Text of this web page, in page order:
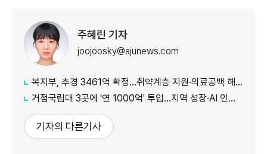
주혜린 기자
joojoosky@ajunews.com
복지부, 추경 3461억 확정…취약계층 지원·의료공백 해소 강화
거점국립대 3곳에 '연 1000억' 투입…지역 성장·AI 인재 거점 육성
기자의 다른기사